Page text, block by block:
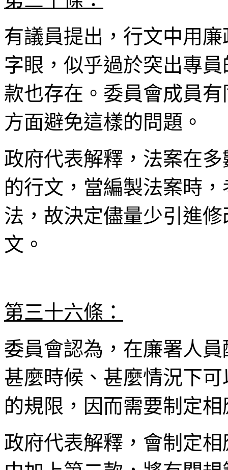
有議員提出，行文中用
字眼，似乎過於突出專
款也存在。委員會成員
方面避免這樣的問題。
政府代表解釋，法案在
的行文，當編製法案時
法，故決定儘量少引進
文。
第三十六條：
委員會認為，在廉署人
甚麼時候、甚麼情況下
的規限，因而需要制定
政府代表解釋，會制定